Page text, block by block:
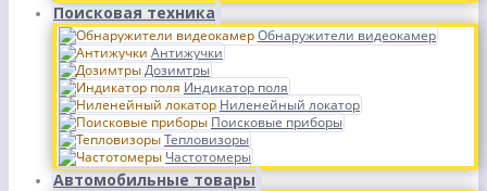
Поисковая техника
Обнаружители видеокамер
Антижучки
Дозимтры
Индикатор поля
Ниленейный локатор
Поисковые приборы
Тепловизоры
Частотомеры
Автомобильные товары